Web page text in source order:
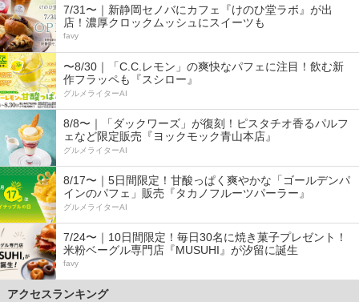
7/31〜｜新静岡セノバにカフェ『けのひ堂ラボ』が出
店！濃厚クロックムッシュにスイーツも
favy
〜8/30｜「C.C.レモン」の爽快なパフェに注目！飲む新
作フラッペも『スシロー』
グルメライターAI
8/8〜｜「ダックワーズ」が復刻！ピスタチオ香るパルフ
ェなど限定販売『ヨックモック青山本店』
グルメライターAI
8/17〜｜5日間限定！甘酸っぱく爽やかな「ゴールデンパ
インのパフェ」販売『タカノフルーツパーラー』
グルメライターAI
7/24〜｜10日間限定！毎日30名に焼き菓子プレゼント！
米粉ベーグル専門店『MUSUHI』が汐留に誕生
favy
アクセスランキング